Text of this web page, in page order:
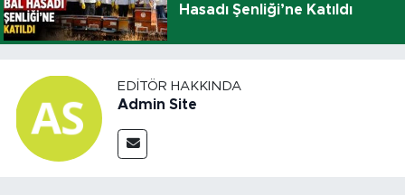
Hasadı Şenliği’ne Katıldı
EDITÖR HAKKINDA
Admin Site